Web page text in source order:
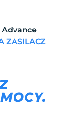
Advance
ZASILACZ